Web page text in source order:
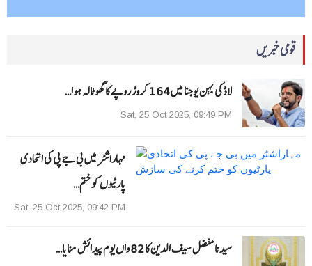
قومی خبریں
لاڈکی بہن یوجنا میں 164 کروڑ روپے کا گھوٹالہ ہوا…
Sat, 25 Oct 2025, 09:49 PM
مہاراشٹر میں بی جے پی کی اتحادی
پارٹیوں کو ختم…
Sat, 25 Oct 2025, 09:42 PM
سیدنا مفضل سیف الدین کا 82 واں یوم پیدائش منایا…